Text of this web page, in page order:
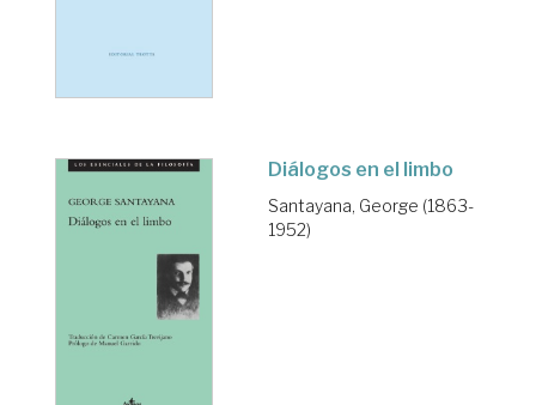
Diálogos en el limbo
Santayana, George (1863-
1952)